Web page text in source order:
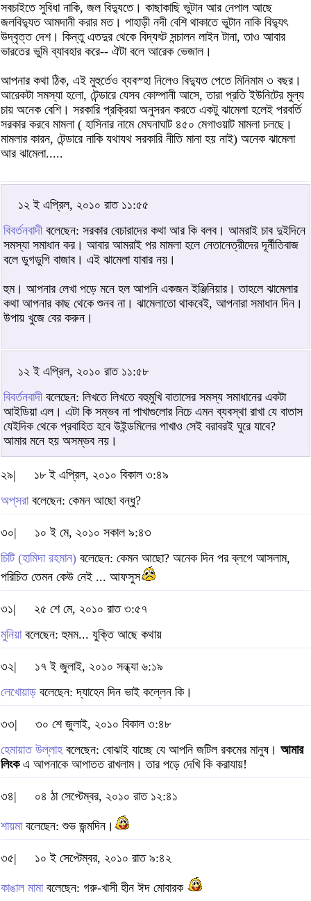
সবচাইতে সুবিধা নাকি, জল বিদ্যুতে। কাছাকাছি ভুটান আর নেপাল আছে
জলবিদ্যুত আমদানী করার মত। পাহাড়ী নদী বেশি থাকাতে ভুটান নাকি বিদ্যুৎ
উদ্বৃত্ত দেশ। কিন্তু এতদুর থেকে বিদ্যৎট সন্চালন লাইন টানা, তাও আবার
ভারতের ভুমি ব্যাবহার করে-- ঐটা বলে আরেক ভেজাল।
আপনার কথা ঠিক, এই মুহুর্তেও ব্যবস্হা নিলেও বিদ্যুত পেতে মিনিমাম ৩ বছর।
আরেকটা সমস্যা হলো, টেন্ডারে যেসব কোম্পানী আসে, তারা প্রতি ইউনিটের মুল্য
চায় অনেক বেশি। সরকারি প্রক্রিয়া অনুসরন করতে একটু ঝামেলা হলেই পরবর্তি
সরকার করবে মামলা ( হাসিনার নামে মেঘনাঘাট ৪৫০ মেগাওয়াট মামলা চলছে।
মামলার কারন, টেন্ডারে নাকি যথাযথ সরকারি নীতি মানা হয় নাই) অনেক ঝামেলা
আর ঝামেলা.....
১২ ই এপ্রিল, ২০১০ রাত ১১:৫৫
বিবর্তনবাদীবলেছেন: সরকার বেচারাদের কথা আর কি বলব। আমরাই চাব দুইদিনে
সমস্যা সমাধান কর। আবার আমরাই পর মামলা হলে নেতানেত্রীদের দূর্নীতিবাজ
বলে ডুগডুগি বাজাব। এই ঝামেলা যাবার নয়।
হুম। আপনার লেখা পড়ে মনে হল আপনি একজন ইঞ্জিনিয়ার। তাহলে ঝামেলার
কথা আপনার কাছ থেকে শুনব না। ঝামেলাতো থাকবেই, আপনারা সমাধান দিন।
উপায় খুজে বের করুন।
১২ ই এপ্রিল, ২০১০ রাত ১১:৫৮
বিবর্তনবাদীবলেছেন: লিখতে লিখতে বহুমুখি বাতাসের সমস্য সমাধানের একটা
আইডিয়া এল। এটা কি সম্ভব না পাখাগুলোর নিচে এমন ব্যবস্থা রাখা যে বাতাস
যেইদিক থেকে প্রবাহিত হবে উইন্ডমিলের পাখাও সেই বরাবরই ঘুরে যাবে?
আমার মনে হয় অসম্ভব নয়।
২৯|
১৮ ই এপ্রিল, ২০১০ বিকাল ৩:৪৯
অপ্‌সরাবলেছেন: কেমন আছো বন্ধু?
৩০|
১০ ই মে, ২০১০ সকাল ৯:৪৩
চিটি (হামিদা রহমান) বলেছেন: কেমন আছো? অনেক দিন পর ব্লগে আসলাম,
পরিচিত তেমন কেউ নেই ... আফসুস
৩১|
২৫ শে মে, ২০১০ রাত ৩:৫৭
মুনিয়াবলেছেন: হুমম... যুক্তি আছে কথায়
৩২|
১৭ ই জুলাই, ২০১০ সন্ধ্যা ৬:১৯
লেখোয়াড় বলেছেন: দ্যাহেন দিন ভাই কল্লেন কি।
৩৩|
৩০ শে জুলাই, ২০১০ বিকাল ৩:৪৮
হেমায়াত উল্লাহবলেছেন: বোঝাই যাচ্ছে যে আপনি জটিল রকমের মানুষ। আমার
লিংকএ আপনাকে আপাতত রাখলাম। তার পড়ে দেখি কি করাযায়!
৩৪| ০৪ ঠা সেপ্টেম্বর, ২০১০ রাত ১২:৪১
শায়মাবলেছেন: শুভ জন্মদিন।
৩৫| ১০ ই সেপ্টেম্বর, ২০১০ রাত ৯:৪২
কাঙাল মামাবলেছেন: গরু-খাসী হীন ঈদ মোবারক